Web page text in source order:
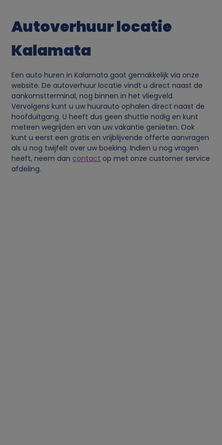
Autoverhuur locatie
Kalamata
Een auto huren in Kalamata gaat gemakkelijk via onze
website. De autoverhuur locatie vindt u direct naast de
aankomstterminal, nog binnen in het vliegveld.
Vervolgens kunt u uw huurauto ophalen direct naast de
hoofduitgang. U heeft dus geen shuttle nodig en kunt
meteen wegrijden en van uw vakantie genieten. Ook
kunt u eerst een gratis en vrijblijvende offerte aanvragen
als u nog twijfelt over uw boeking. Indien u nog vragen
heeft, neem dan contact op met onze customer service
afdeling.
v
a
n
p
e
r
s
o